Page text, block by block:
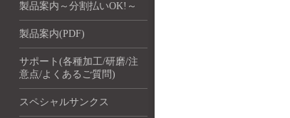
製品案内～分割払いOK!～
製品案内(PDF)
サポート(各種加工/研磨/注
意点/よくあるご質問)
スペシャルサンクス